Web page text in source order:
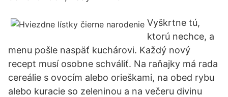
Vyškrtne tú,
ktorú nechce, a
menu pošle naspäť kuchárovi. Každý nový
recept musí osobne schváliť. Na raňajky má rada
cereálie s ovocím alebo orieškami, na obed rybu
alebo kuracie so zeleninou a na večeru divinu